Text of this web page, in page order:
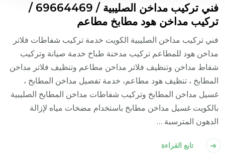
فني تركيب مداخن الصليبية / 69664469 /
تركيب مداخن هود مطابخ مطاعم
فني تركيب مداخن الصليبية الكويت خدمة تركيب شفاطات فلاتر
مداخن هود للمطاعم تركيب مدخنة طباخ خدمة صيانة وتركيب
شفاط مداخن وتنظيف فلاتر مداخن مطاعم وتنظيف فلاتر مداخن
المطابخ ، تنظيف هود مطاعم، خدمة تفصيل مداخن المطابخ ،
غسيل مداخن المطابخ وتركيب شفاطات مداخن المطابخ الصليبية
بالكويت غسيل مداخن مطابخ باستخدام مضخات مياه لإزالة
الدهون المترسبة …
تابع القراءة